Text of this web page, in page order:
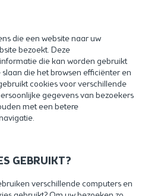
die een website naar uw
bezoekt. Deze
die kan worden gebruikt
die het browsen efficiënter en
cookies voor verschillende
gegevens van bezoekers
met een betere
GEBRUIKT?
verschillende computers en